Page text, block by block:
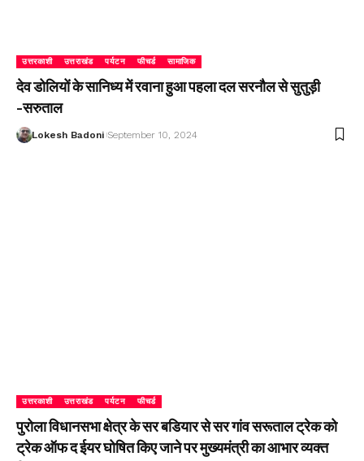
उत्तरकाशी उत्तराखंड पर्यटन फीचर्ड सामाजिक
देव डोलियों के सानिध्य में रवाना हुआ पहला दल सरनौल से सुतुड़ी
-सरुताल
Lokesh Badoni September 10, 2024
उत्तरकाशी उत्तराखंड पर्यटन फीचर्ड
पुरोला विधानसभा क्षेत्र के सर बडियार से सर गांव सरूताल ट्रेक को
ट्रेक ऑफ द ईयर घोषित किए जाने पर मुख्यमंत्री का आभार व्यक्त